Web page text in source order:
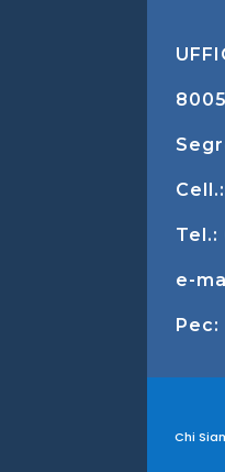
Tel.:
e-
Chi